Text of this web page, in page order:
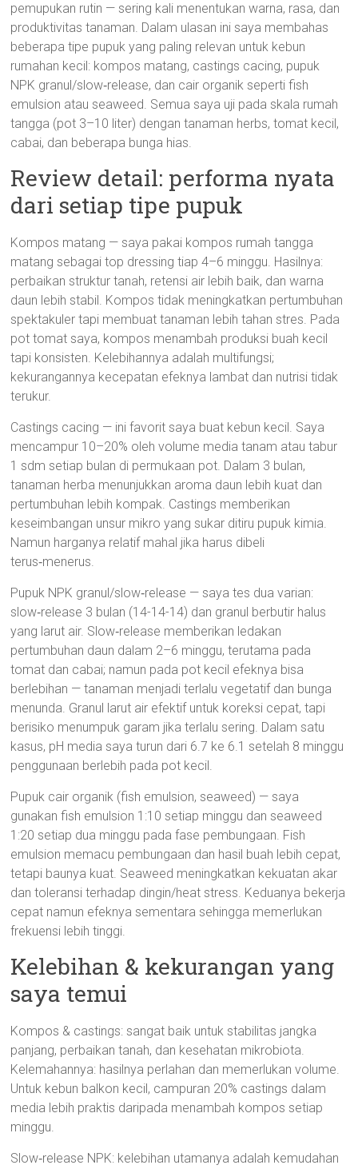
pemupukan rutin — sering kali menentukan warna, rasa, dan
produktivitas tanaman. Dalam ulasan ini saya membahas
beberapa tipe pupuk yang paling relevan untuk kebun
rumahan kecil: kompos matang, castings cacing, pupuk
NPK granul/slow‑release, dan cair organik seperti fish
emulsion atau seaweed. Semua saya uji pada skala rumah
tangga (pot 3–10 liter) dengan tanaman herbs, tomat kecil,
cabai, dan beberapa bunga hias.
Review detail: performa nyata
dari setiap tipe pupuk
Kompos matang — saya pakai kompos rumah tangga
matang sebagai top dressing tiap 4–6 minggu. Hasilnya:
perbaikan struktur tanah, retensi air lebih baik, dan warna
daun lebih stabil. Kompos tidak meningkatkan pertumbuhan
spektakuler tapi membuat tanaman lebih tahan stres. Pada
pot tomat saya, kompos menambah produksi buah kecil
tapi konsisten. Kelebihannya adalah multifungsi;
kekurangannya kecepatan efeknya lambat dan nutrisi tidak
terukur.
Castings cacing — ini favorit saya buat kebun kecil. Saya
mencampur 10–20% oleh volume media tanam atau tabur
1 sdm setiap bulan di permukaan pot. Dalam 3 bulan,
tanaman herba menunjukkan aroma daun lebih kuat dan
pertumbuhan lebih kompak. Castings memberikan
keseimbangan unsur mikro yang sukar ditiru pupuk kimia.
Namun harganya relatif mahal jika harus dibeli
terus‑menerus.
Pupuk NPK granul/slow‑release — saya tes dua varian:
slow‑release 3 bulan (14-14-14) dan granul berbutir halus
yang larut air. Slow‑release memberikan ledakan
pertumbuhan daun dalam 2–6 minggu, terutama pada
tomat dan cabai; namun pada pot kecil efeknya bisa
berlebihan — tanaman menjadi terlalu vegetatif dan bunga
menunda. Granul larut air efektif untuk koreksi cepat, tapi
berisiko menumpuk garam jika terlalu sering. Dalam satu
kasus, pH media saya turun dari 6.7 ke 6.1 setelah 8 minggu
penggunaan berlebih pada pot kecil.
Pupuk cair organik (fish emulsion, seaweed) — saya
gunakan fish emulsion 1:10 setiap minggu dan seaweed
1:20 setiap dua minggu pada fase pembungaan. Fish
emulsion memacu pembungaan dan hasil buah lebih cepat,
tetapi baunya kuat. Seaweed meningkatkan kekuatan akar
dan toleransi terhadap dingin/heat stress. Keduanya bekerja
cepat namun efeknya sementara sehingga memerlukan
frekuensi lebih tinggi.
Kelebihan & kekurangan yang
saya temui
Kompos & castings: sangat baik untuk stabilitas jangka
panjang, perbaikan tanah, dan kesehatan mikrobiota.
Kelemahannya: hasilnya perlahan dan memerlukan volume.
Untuk kebun balkon kecil, campuran 20% castings dalam
media lebih praktis daripada menambah kompos setiap
minggu.
Slow‑release NPK: kelebihan utamanya adalah kemudahan